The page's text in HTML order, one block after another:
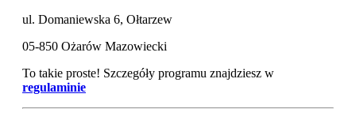
ul. Domaniewska 6, Ołtarzew
05-850 Ożarów Mazowiecki
To takie proste! Szczegóły programu znajdziesz w
regulaminie